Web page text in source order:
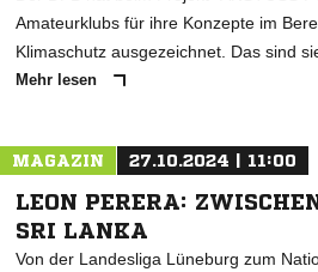
Amateurklubs für ihre Konzepte im
Klimaschutz ausgezeichnet. Das sind
Mehr lesen
MAGAZIN 27.10.2024 | 11:00
LEON PERERA:
SRI LANKA
Von der Landesliga Lüneburg zum